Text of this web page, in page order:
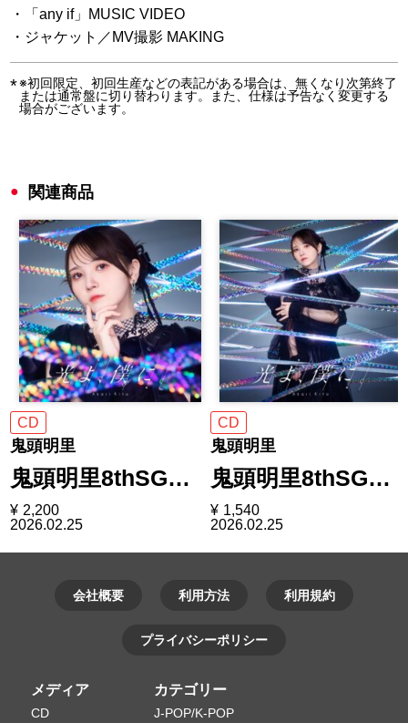
・「any if」MUSIC VIDEO
・ジャケット／MV撮影 MAKING
※初回限定、初回生産などの表記がある場合は、無くなり次第終了
または通常盤に切り替わります。また、仕様は予告なく変更する
場合がございます。
関連商品
CD
鬼頭明里
鬼頭明里8thSG…
¥ 2,200
2026.02.25
CD
鬼頭明里
鬼頭明里8thSG…
¥ 1,540
2026.02.25
会社概要 利用方法 利用規約
プライバシーポリシー
メディア
CD
カテゴリー
J-POP/K-POP